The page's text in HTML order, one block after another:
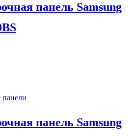
панель Samsung
панели
панель Samsung